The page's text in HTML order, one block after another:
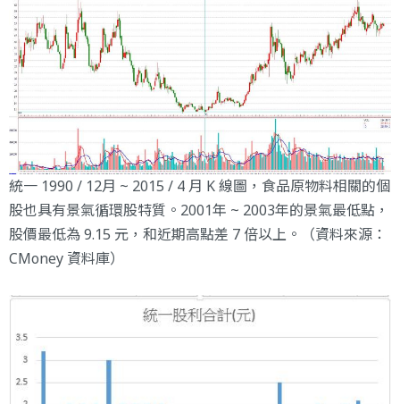
統一 1990 / 12月 ~ 2015 / 4 月 K 線圖，食品原物料相關的個
股也具有景氣循環股特質。2001年 ~ 2003年的景氣最低點，
股價最低為 9.15 元，和近期高點差 7 倍以上。（資料來源：
CMoney 資料庫）